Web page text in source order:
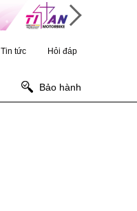
Tin tức Hỏi đáp
Bảo hành